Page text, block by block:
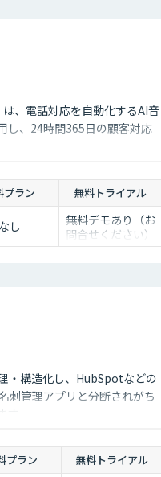
、電話対応を自動化するAI音
し、24時間365日の顧客対応
プラン 無料トライアル
なし
無料デモあり（お
問合せください）
・構造化し、HubSpotなどの
刺管理アプリと分断されがち
。
プラン 無料トライアル